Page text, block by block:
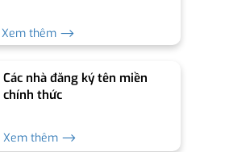
Xem thêm ⟶
Các nhà đăng ký tên miền
chính thức
Xem thêm ⟶